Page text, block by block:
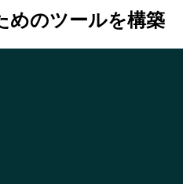
めのツールを構築